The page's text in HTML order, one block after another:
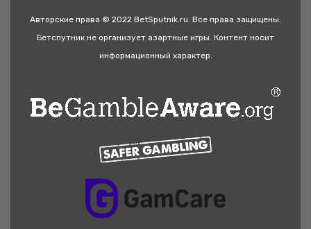
Авторские права © 2022 BetSputnik.ru. Все права защищены.
Бетспутник не организует азартные игры. Контент носит
информационный характер.